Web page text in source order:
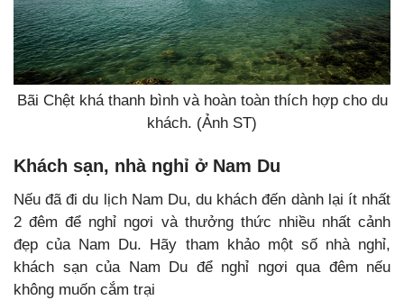
Bãi Chệt khá thanh bình và hoàn toàn thích hợp cho du
khách. (Ảnh ST)
Khách sạn, nhà nghỉ ở Nam Du
Nếu đã đi du lịch Nam Du, du khách đến dành lại ít nhất
2 đêm để nghỉ ngơi và thưởng thức nhiều nhất cảnh
đẹp của Nam Du. Hãy tham khảo một số nhà nghỉ,
khách sạn của Nam Du để nghỉ ngơi qua đêm nếu
không muốn cắm trại